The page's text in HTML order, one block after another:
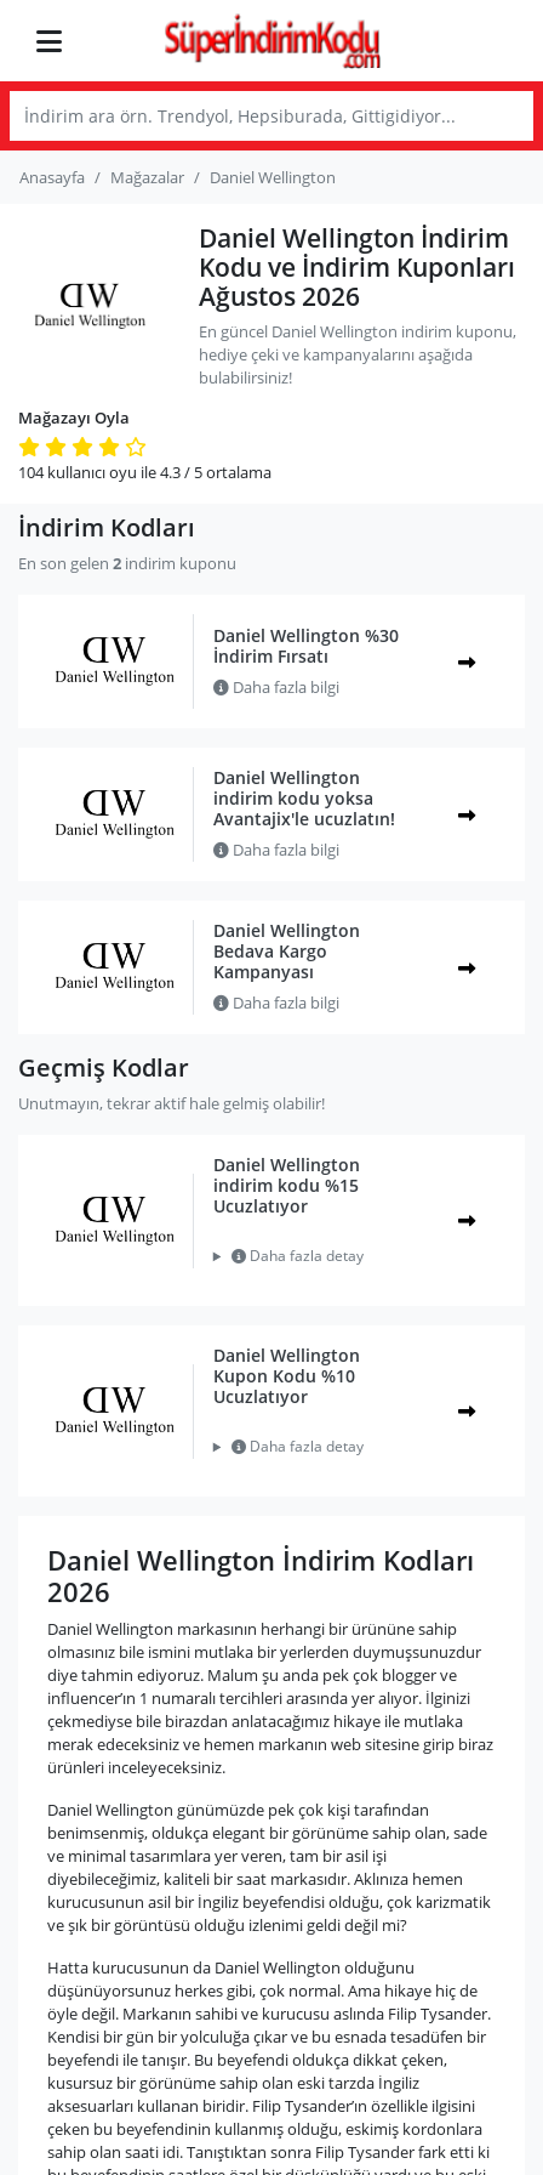
Anasayfa Mağazalar Daniel Wellington
Mağazayı Oyla
104kullanıcı oyu ile4.3/ 5ortalama
Daniel Wellington İndirim
Kodu ve İndirim Kuponları
Ağustos 2026
En güncel Daniel Wellington indirim kuponu,
hediye çeki ve kampanyalarını aşağıda
bulabilirsiniz!
İndirim Kodları
En son gelen 2 indirim kuponu
Daniel Wellington %30
İndirim Fırsatı
Daha fazla bilgi
Daniel Wellington
indirim kodu yoksa
Avantajix'le ucuzlatın!
Daha fazla bilgi
Daniel Wellington
Bedava Kargo
Kampanyası
Daha fazla bilgi
Geçmiş Kodlar
Unutmayın, tekrar aktif hale gelmiş olabilir!
Daniel Wellington
indirim kodu %15
Ucuzlatıyor
Daha fazla detay
Daniel Wellington
Kupon Kodu %10
Ucuzlatıyor
Daha fazla detay
Daniel Wellington İndirim Kodları
2026
Daniel Wellington markasının herhangi bir ürününe sahip
olmasınız bile ismini mutlaka bir yerlerden duymuşsunuzdur
diye tahmin ediyoruz. Malum şu anda pek çok blogger ve
influencer’ın 1 numaralı tercihleri arasında yer alıyor. İlginizi
çekmediyse bile birazdan anlatacağımız hikaye ile mutlaka
merak edeceksiniz ve hemen markanın web sitesine girip biraz
ürünleri inceleyeceksiniz.
Daniel Wellington günümüzde pek çok kişi tarafından
benimsenmiş, oldukça elegant bir görünüme sahip olan, sade
ve minimal tasarımlara yer veren, tam bir asil işi
diyebileceğimiz, kaliteli bir saat markasıdır. Aklınıza hemen
kurucusunun asil bir İngiliz beyefendisi olduğu, çok karizmatik
ve şık bir görüntüsü olduğu izlenimi geldi değil mi?
Hatta kurucusunun da Daniel Wellington olduğunu
düşünüyorsunuz herkes gibi, çok normal. Ama hikaye hiç de
öyle değil. Markanın sahibi ve kurucusu aslında Filip Tysander.
Kendisi bir gün bir yolculuğa çıkar ve bu esnada tesadüfen bir
beyefendi ile tanışır. Bu beyefendi oldukça dikkat çeken,
kusursuz bir görünüme sahip olan eski tarzda İngiliz
aksesuarları kullanan biridir. Filip Tysander’ın özellikle ilgisini
çeken bu beyefendinin kullanmış olduğu, eskimiş kordonlara
sahip olan saati idi. Tanıştıktan sonra Filip Tysander fark etti ki